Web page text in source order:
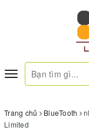
Toggle
navigation
Trang chủ BlueTooth
Limited